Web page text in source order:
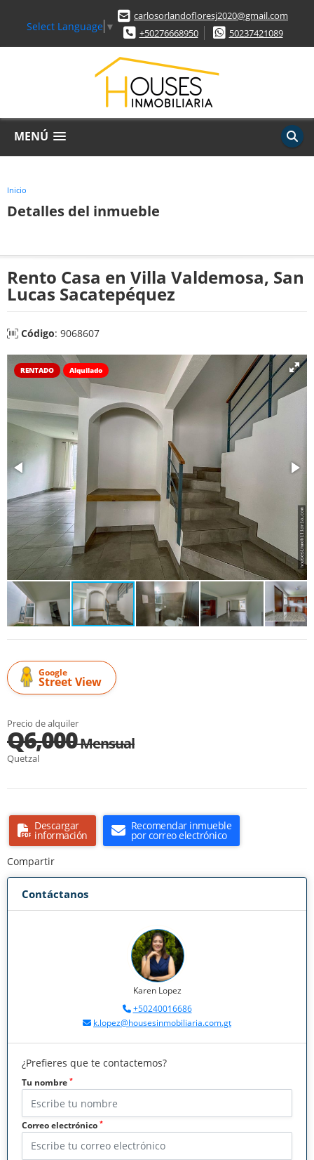
Select Language ▼
carlosorlandofloresj2020@gmail.com
+50276668950
50237421089
MENÚ
Inicio
Detalles del inmueble
Rento Casa en Villa Valdemosa, San
Lucas Sacatepéquez
Código: 9068607
RENTADO Alquilado
Google
Street View
Precio de alquiler
Q6,000Mensual
Quetzal
Descargar
información
Recomendar inmueble
por correo electrónico
Compartir
Contáctanos
Karen Lopez
+50240016686
k.lopez@housesinmobiliaria.com.gt
¿Prefieres que te contactemos?
Tu nombre *
Correo electrónico *